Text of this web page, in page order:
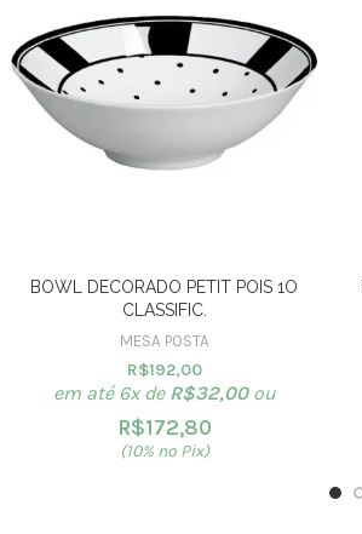
BOWL DECORADO PETIT POIS 1O
CLASSIFIC.
MESA POSTA
R$192,00
em até 6x de R$32,00ou
R$172,80
(10% no Pix)